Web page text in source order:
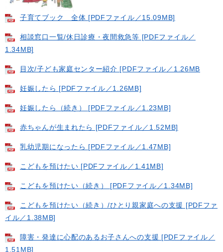
子育てブック 全体 [PDFファイル／15.09MB]
相談窓口一覧/休日診療・夜間救急等 [PDFファイル／
1.34MB]
目次/子ども家庭センター紹介 [PDFファイル／1.26MB
妊娠したら [PDFファイル／1.26MB]
妊娠したら（続き） [PDFファイル／1.23MB]
赤ちゃんが生まれたら [PDFファイル／1.52MB]
乳幼児期になったら [PDFファイル／1.47MB]
こどもを預けたい [PDFファイル／1.41MB]
こどもを預けたい（続き） [PDFファイル／1.34MB]
こどもを預けたい（続き）/ひとり親家庭への支援 [PDFファ
イル／1.38MB]
障害・発達に心配のあるお子さんへの支援 [PDFファイル／
1.51MB]